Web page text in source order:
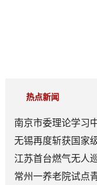
热点新闻
南京市委理论学习
无锡再度斩获国家
顶层赛道
江苏首台燃气无人
常州一养老院试点